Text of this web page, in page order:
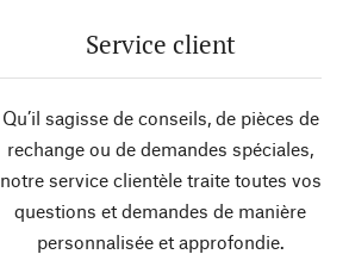
Service client
Qu’il sagisse de conseils, de pièces de
rechange ou de demandes spéciales,
notre service clientèle traite toutes vos
questions et demandes de manière
personnalisée et approfondie.